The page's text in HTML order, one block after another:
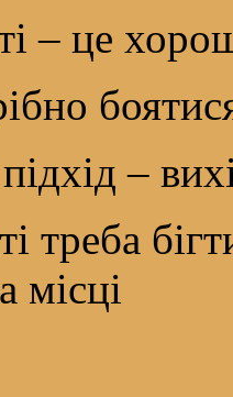
– це
–
треба
місці